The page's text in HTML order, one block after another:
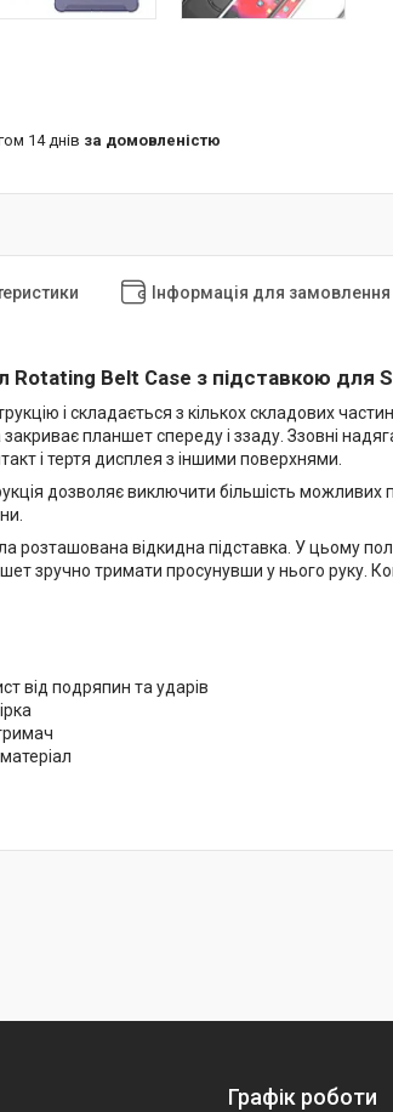
14 днів за домовленістю
Інформація для замовлення
Rotating Belt Case з підставкою для
і складається з кількох складових
закриває планшет спереду і ззаду. Ззовні
і тертя дисплея з іншими поверхнями.
дозволяє виключити більшість
розташована відкидна підставка. У цьому
зручно тримати просунувши у нього руку.
від подряпин та ударів
Графік роботи